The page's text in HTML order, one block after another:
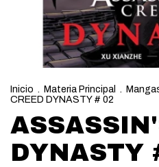
Inicio . Materia Principal .
CREED DYNASTY # 02
DYNASTY